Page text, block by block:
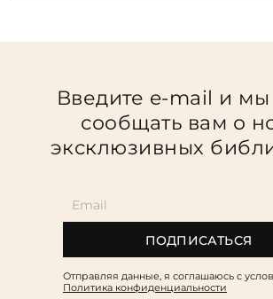
Введите e-mail и
сообщать вам о
эксклюзивных
ПОДПИСАТЬСЯ
Отправляя данные, я соглашаюсь c
Политика конфиденциальности